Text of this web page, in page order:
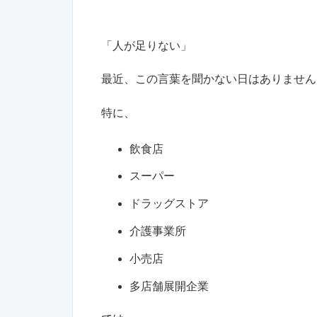
「人が足りない」
最近、この言葉を聞かない日はありません
特に、
飲食店
スーパー
ドラッグストア
介護事業所
小売店
多店舗展開企業